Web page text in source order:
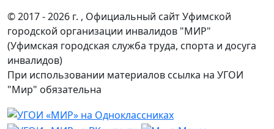
© 2017 - 2026 г. , Официальный сайт Уфимской
городской организации инвалидов "МИР"
(Уфимская городская служба труда, спорта и досуга
инвалидов)
При использовании материалов ссылка на УГОИ
"Мир" обязательна